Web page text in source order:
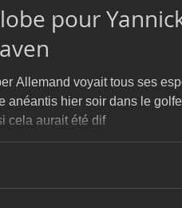
pour
Allemand voyait tous ses
anéantis hier soir dans le
cela aurait été dif